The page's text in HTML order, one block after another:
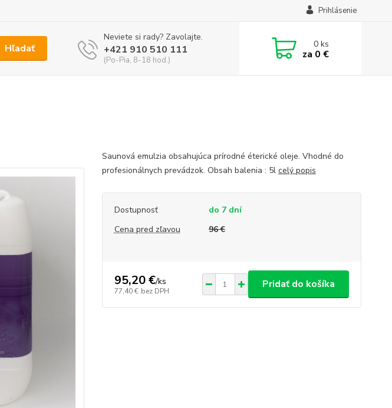
Prihlásenie
Hľadať
Neviete si rady? Zavolajte.
+421 910 510 111
(Po-Pia, 8-18 hod.)
0ks
za 0 €
Saunová emulzia obsahujúca prírodné éterické oleje. Vhodné do
profesionálnych prevádzok. Obsah balenia : 5l celý popis
Dostupnosť
do 7 dní
Cena pred zľavou
96 €
95,20 €/ks
77,40 € bez DPH
Pridať do košíka